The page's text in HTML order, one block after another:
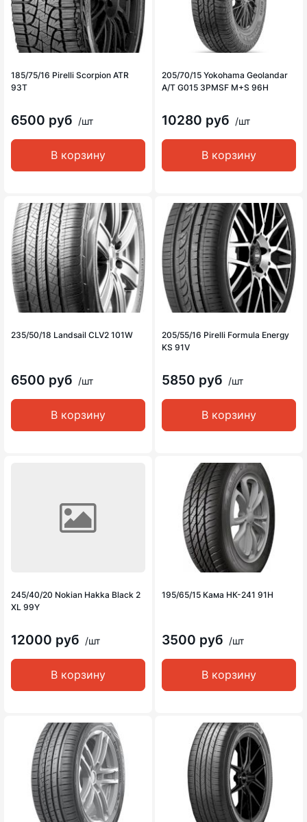
185/75/16 Pirelli Scorpion ATR
93T
6500 руб /шт
В корзину
205/70/15 Yokohama Geolandar
A/T G015 3PMSF M+S 96H
10280 руб /шт
В корзину
235/50/18 Landsail CLV2 101W
6500 руб /шт
В корзину
205/55/16 Pirelli Formula Energy
KS 91V
5850 руб /шт
В корзину
245/40/20 Nokian Hakka Black 2
XL 99Y
12000 руб /шт
В корзину
195/65/15 Кама НК-241 91H
3500 руб /шт
В корзину